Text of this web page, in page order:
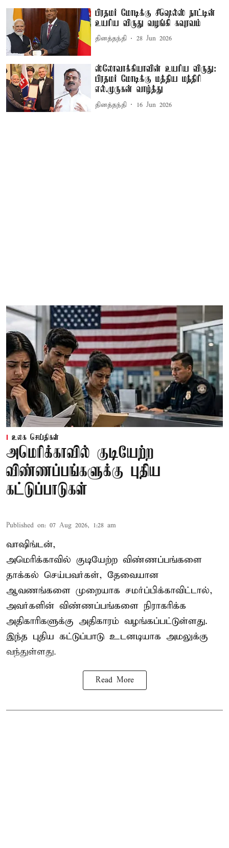
பிரதமர் மோடிக்கு சீஷெல்ஸ் நாட்டின்
உயரிய விருது வழங்கி கவுரவம்
தினத்தந்தி 28 Jun 2026
ஸ்லோவாக்கியாவின் உயரிய விருது:
பிரதமர் மோடிக்கு மத்திய மந்திரி
எல்.முருகன் வாழ்த்து
தினத்தந்தி 16 Jun 2026
உலக செய்திகள்
அமெரிக்காவில் குடியேற்ற
விண்ணப்பங்களுக்கு புதிய
கட்டுப்பாடுகள்
Published on: 07 Aug 2026, 1:28 am
வாஷிங்டன்,
அமெரிக்காவில் குடியேற்ற விண்ணப்பங்களை
தாக்கல் செய்பவர்கள், தேவையான
ஆவணங்களை முறையாக சமர்ப்பிக்காவிட்டால்,
அவர்களின் விண்ணப்பங்களை நிராகரிக்க
அதிகாரிகளுக்கு அதிகாரம் வழங்கப்பட்டுள்ளது.
இந்த புதிய கட்டுப்பாடு உடனடியாக அமலுக்கு
வந்துள்ளது.
Read More